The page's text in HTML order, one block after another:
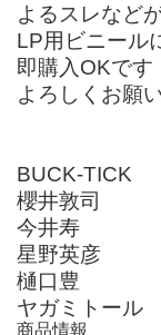
よるスレなど
LP用ビニール
即購入OKです
よろしくお願
BUCK-TICK
櫻井敦司
今井寿
星野英彦
樋口豊
ヤガミトール
商品情報